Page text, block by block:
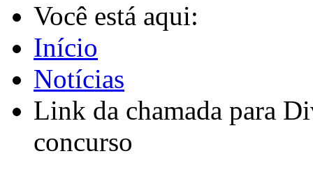
Você está aqui:
Início
Notícias
Link da chamada para
concurso